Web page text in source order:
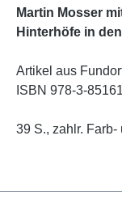
Martin Mosser
Hinterhöfe in
Artikel aus
ISBN 978-3-
39 S., zahlr. Farb-